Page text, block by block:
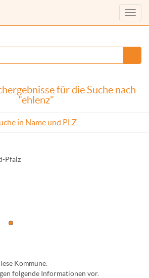
Menü
für die Suche nach
"ehlenz"
in Name und PLZ
Pfalz
Kommune.
folgende Informationen vor.